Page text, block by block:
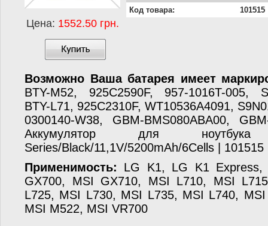
Цена: 1552.50 грн.
Код товара:
101515
Возможно Ваша батарея имеет
BTY-M52, 925C2590F, 957-1016T-005,
BTY-L71, 925C2310F, WT10536A4091,
0300140-W38, GBM-BMS080ABA00,
Аккумулятор для
Series/Black/11,1V/5200mAh/6Cells | 101515
Применимость: LG K1, LG K1 Express,
GX700, MSI GX710, MSI L710, MSI
L725, MSI L730, MSI L735, MSI L740,
MSI M522, MSI VR700